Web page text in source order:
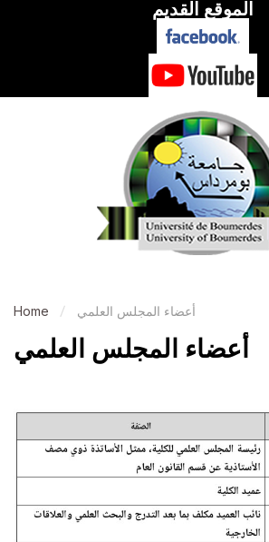
الموقع القديم
Home أعضاء المجلس العلمي
أعضاء المجلس العلمي